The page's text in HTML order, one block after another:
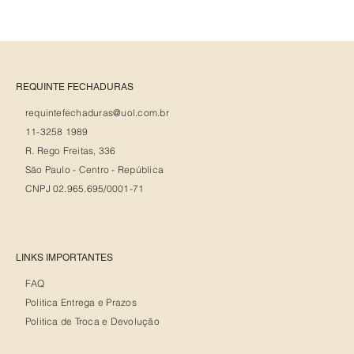
REQUINTE FECHADURAS
requintefechaduras@uol.com.br
11-3258 1989
R. Rego Freitas, 336
São Paulo - Centro - República
CNPJ 02.965.695/0001-71
LINKS IMPORTANTES
FAQ
Politica Entrega e Prazos
Politica de Troca e Devolução